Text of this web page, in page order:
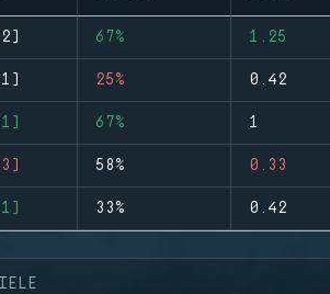
67% 1.25
25% 0.42
67% 1
58% 0.33
33% 0.42